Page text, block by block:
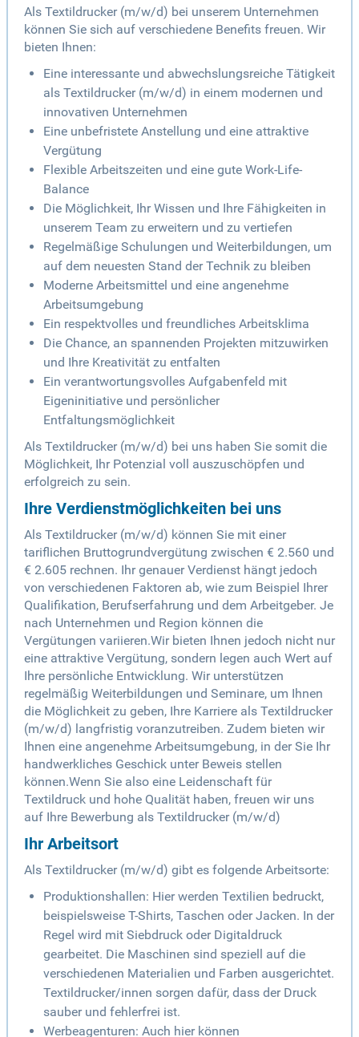
Als Textildrucker (m/w/d) bei unserem Unternehmen
können Sie sich auf verschiedene Benefits freuen. Wir
bieten Ihnen:
Eine interessante und abwechslungsreiche Tätigkeit
als Textildrucker (m/w/d) in einem modernen und
innovativen Unternehmen
Eine unbefristete Anstellung und eine attraktive
Vergütung
Flexible Arbeitszeiten und eine gute Work-Life-
Balance
Die Möglichkeit, Ihr Wissen und Ihre Fähigkeiten in
unserem Team zu erweitern und zu vertiefen
Regelmäßige Schulungen und Weiterbildungen, um
auf dem neuesten Stand der Technik zu bleiben
Moderne Arbeitsmittel und eine angenehme
Arbeitsumgebung
Ein respektvolles und freundliches Arbeitsklima
Die Chance, an spannenden Projekten mitzuwirken
und Ihre Kreativität zu entfalten
Ein verantwortungsvolles Aufgabenfeld mit
Eigeninitiative und persönlicher
Entfaltungsmöglichkeit
Als Textildrucker (m/w/d) bei uns haben Sie somit die
Möglichkeit, Ihr Potenzial voll auszuschöpfen und
erfolgreich zu sein.
Ihre Verdienstmöglichkeiten bei uns
Als Textildrucker (m/w/d) können Sie mit einer
tariflichen Bruttogrundvergütung zwischen € 2.560 und
€ 2.605 rechnen. Ihr genauer Verdienst hängt jedoch
von verschiedenen Faktoren ab, wie zum Beispiel Ihrer
Qualifikation, Berufserfahrung und dem Arbeitgeber. Je
nach Unternehmen und Region können die
Vergütungen variieren.Wir bieten Ihnen jedoch nicht nur
eine attraktive Vergütung, sondern legen auch Wert auf
Ihre persönliche Entwicklung. Wir unterstützen
regelmäßig Weiterbildungen und Seminare, um Ihnen
die Möglichkeit zu geben, Ihre Karriere als Textildrucker
(m/w/d) langfristig voranzutreiben. Zudem bieten wir
Ihnen eine angenehme Arbeitsumgebung, in der Sie Ihr
handwerkliches Geschick unter Beweis stellen
können.Wenn Sie also eine Leidenschaft für
Textildruck und hohe Qualität haben, freuen wir uns
auf Ihre Bewerbung als Textildrucker (m/w/d)
Ihr Arbeitsort
Als Textildrucker (m/w/d) gibt es folgende Arbeitsorte:
Produktionshallen: Hier werden Textilien bedruckt,
beispielsweise T-Shirts, Taschen oder Jacken. In der
Regel wird mit Siebdruck oder Digitaldruck
gearbeitet. Die Maschinen sind speziell auf die
verschiedenen Materialien und Farben ausgerichtet.
Textildrucker/innen sorgen dafür, dass der Druck
sauber und fehlerfrei ist.
Werbeagenturen: Auch hier können